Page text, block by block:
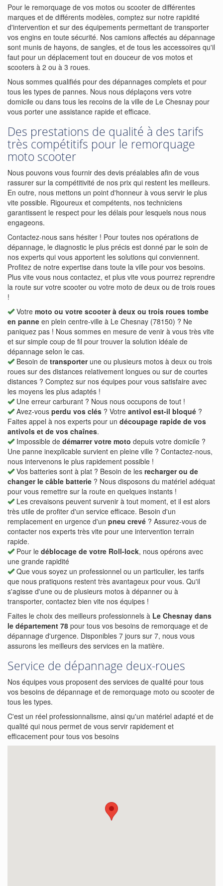
Pour le remorquage de vos motos ou scooter de différentes
marques et de différents modèles, comptez sur notre rapidité
d'intervention et sur des équipements permettant de transporter
vos engins en toute sécurité. Nos camions affectés au dépannage
sont munis de hayons, de sangles, et de tous les accessoires qu'il
faut pour un déplacement tout en douceur de vos motos et
scooters à 2 ou à 3 roues.
Nous sommes qualifiés pour des dépannages complets et pour
tous les types de pannes. Nous nous déplaçons vers votre
domicile ou dans tous les recoins de la ville de Le Chesnay pour
vous porter une assistance rapide et efficace.
Des prestations de qualité à des tarifs
très compétitifs pour le remorquage
moto scooter
Nous pouvons vous fournir des devis préalables afin de vous
rassurer sur la compétitivité de nos prix qui restent les meilleurs.
En outre, nous mettons un point d'honneur à vous servir le plus
vite possible. Rigoureux et compétents, nos techniciens
garantissent le respect pour les délais pour lesquels nous nous
engageons.
Contactez-nous sans hésiter ! Pour toutes nos opérations de
dépannage, le diagnostic le plus précis est donné par le soin de
nos experts qui vous apportent les solutions qui conviennent.
Profitez de notre expertise dans toute la ville pour vos besoins.
Plus vite vous nous contactez, et plus vite vous pourrez reprendre
la route sur votre scooter ou votre moto de deux ou de trois roues
!
Votre moto ou votre scooter à deux ou trois roues tombe
en panne en plein centre-ville à Le Chesnay (78150) ? Ne
paniquez pas ! Nous sommes en mesure de venir à vous très vite
et sur simple coup de fil pour trouver la solution idéale de
dépannage selon le cas.
Besoin de transporterune ou plusieurs motos à deux ou trois
roues sur des distances relativement longues ou sur de courtes
distances ? Comptez sur nos équipes pour vous satisfaire avec
les moyens les plus adaptés !
Une erreur carburant ? Nous nous occupons de tout !
Avez-vous perdu vos clés ? Votre antivol est-il bloqué ?
Faites appel à nos experts pour un découpage rapide de vos
antivols et de vos chaînes.
Impossible de démarrer votre moto depuis votre domicile ?
Une panne inexplicable survient en pleine ville ? Contactez-nous,
nous intervenons le plus rapidement possible !
Vos batteries sont à plat ? Besoin de les recharger ou de
changer le câble batterie ? Nous disposons du matériel adéquat
pour vous remettre sur la route en quelques instants !
Les crevaisons peuvent survenir à tout moment, et il est alors
très utile de profiter d'un service efficace. Besoin d'un
remplacement en urgence d'un pneu crevé ? Assurez-vous de
contacter nos experts très vite pour une intervention terrain
rapide.
Pour le déblocage de votre Roll-lock, nous opérons avec
une grande rapidité
Que vous soyez un professionnel ou un particulier, les tarifs
que nous pratiquons restent très avantageux pour vous. Qu'il
s'agisse d'une ou de plusieurs motos à dépanner ou à
transporter, contactez bien vite nos équipes !
Faites le choix des meilleurs professionnels à Le Chesnay dans
le département 78 pour tous vos besoins de remorquage et de
dépannage d'urgence. Disponibles 7 jours sur 7, nous vous
assurons les meilleurs des services en la matière.
Service de dépannage deux-roues
Nos équipes vous proposent des services de qualité pour tous
vos besoins de dépannage et de remorquage moto ou scooter de
tous les types.
C'est un réel professionnalisme, ainsi qu'un matériel adapté et de
qualité qui nous permet de vous servir rapidement et
efficacement pour tous vos besoins